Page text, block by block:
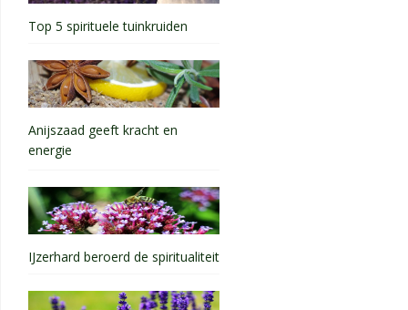
Top 5 spirituele tuinkruiden
Anijszaad geeft kracht en
energie
IJzerhard beroerd de spiritualiteit